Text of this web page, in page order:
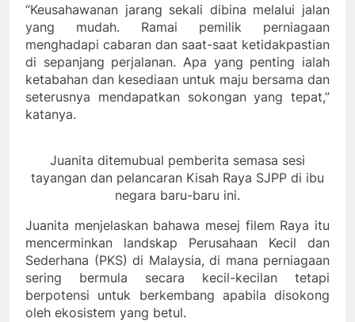
“Keusahawanan jarang sekali dibina melalui jalan
yang mudah. Ramai pemilik perniagaan
menghadapi cabaran dan saat-saat ketidakpastian
di sepanjang perjalanan. Apa yang penting ialah
ketabahan dan kesediaan untuk maju bersama dan
seterusnya mendapatkan sokongan yang tepat,”
katanya.
Juanita ditemubual pemberita semasa sesi
tayangan dan pelancaran Kisah Raya SJPP di ibu
negara baru-baru ini.
Juanita menjelaskan bahawa mesej filem Raya itu
mencerminkan landskap Perusahaan Kecil dan
Sederhana (PKS) di Malaysia, di mana perniagaan
sering bermula secara kecil-kecilan tetapi
berpotensi untuk berkembang apabila disokong
oleh ekosistem yang betul.